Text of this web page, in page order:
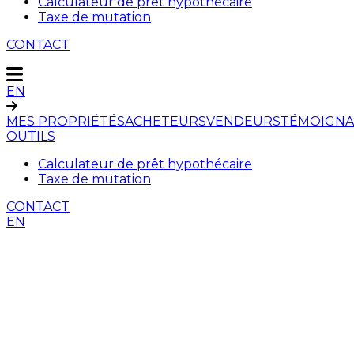
Taxe de mutation
CONTACT
EN
MES PROPRIÉTÉSACHETEURSVENDEURS
OUTILS
Calculateur de prêt hypothécaire
Taxe de mutation
CONTACT
EN